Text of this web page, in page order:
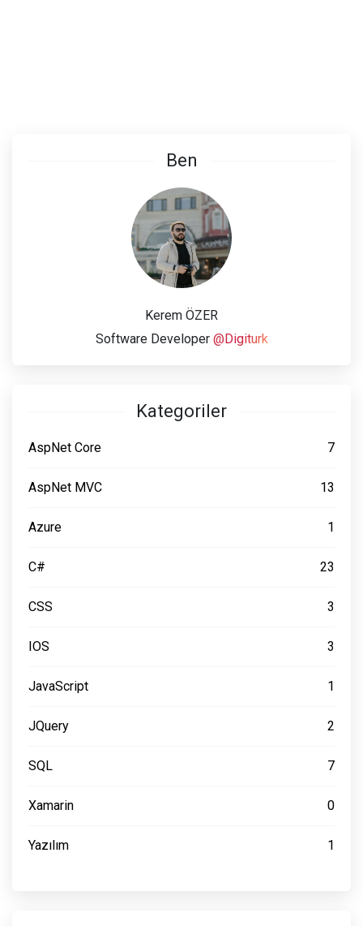
Ben
Kerem ÖZER
Software Developer @Digiturk
Kategoriler
AspNet Core 7
AspNet MVC 13
Azure 1
C# 23
CSS 3
IOS 3
JavaScript 1
JQuery 2
SQL 7
Xamarin 0
Yazılım 1